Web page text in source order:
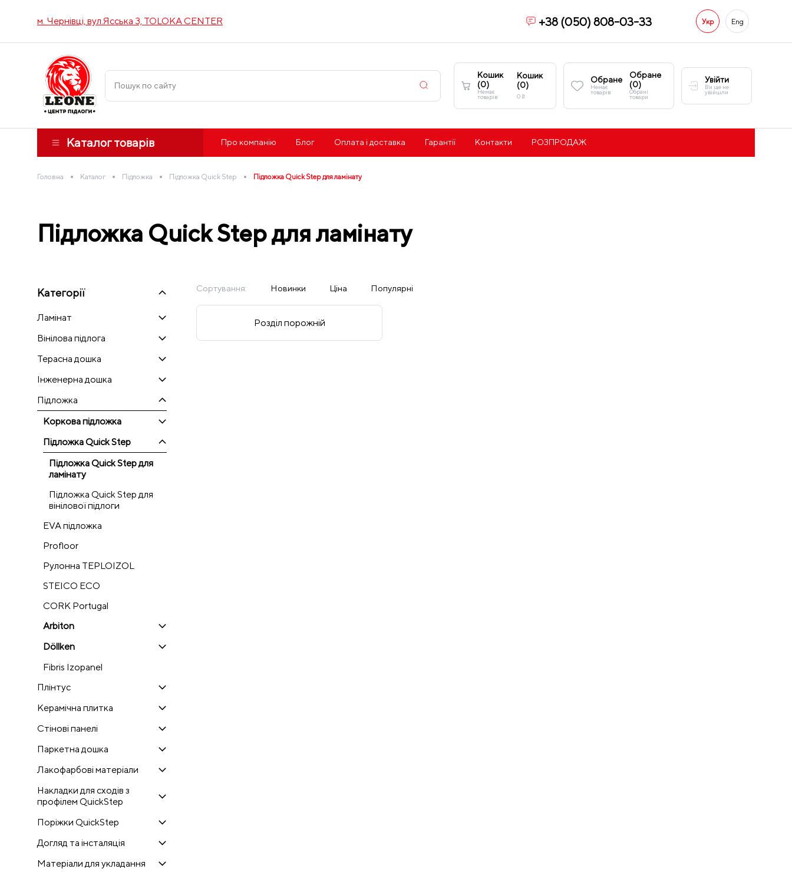
м. Чернівці, вул.Ясська 3, TOLOKA CENTER +38 (050) 808-03-33 Укр Eng
Кошик
(0)
Немає
товарів
Кошик
(0)
0₴
Обране
Немає
товарів
Обране
(0)
Обрані
товари
Увійти
Ви ще не
увійшли
Каталог товарів Про компанію Блог Оплата і доставка Гарантії Контакти РОЗПРОДАЖ
Головна • Каталог • Підложка • Підложка Quick Step • Підложка Quick Step для ламінату
Підложка Quick Step для ламінату
Категорії
Ламінат
Вінілова підлога
Терасна дошка
Інженерна дошка
Підложка
Коркова підложка
Підложка Quick Step
Підложка Quick Step для
ламінату
Підложка Quick Step для
вінілової підлоги
EVA підложка
Profloor
Рулонна TEPLOIZOL
STEICO ECO
CORK Portugal
Arbiton
Döllken
Fibris Izopanel
Плінтус
Керамічна плитка
Стінові панелі
Паркетна дошка
Лакофарбові матеріали
Накладки для сходів з
профілем QuickStep
Поріжки QuickStep
Догляд та інсталяція
Матеріали для укладання
Сортування: Новинки Ціна Популярні
Розділ порожній